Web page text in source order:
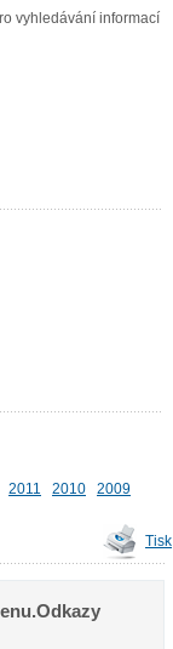
vyhledávání informací
2011 2010
2009
Tisk